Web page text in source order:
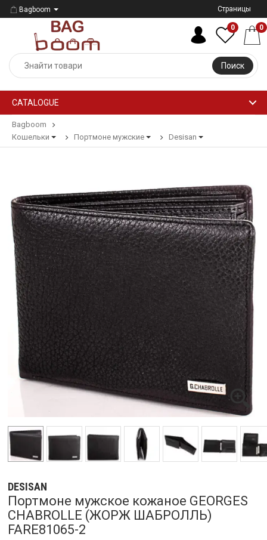
Bagboom Страницы
Поиск
0 0
CATALOGUE
Bagboom
Кошельки
Портмоне мужские Desisan
DESISAN
Портмоне мужское кожаное GEORGES
CHABROLLE (ЖОРЖ ШАБРОЛЛЬ)
FARE81065-2